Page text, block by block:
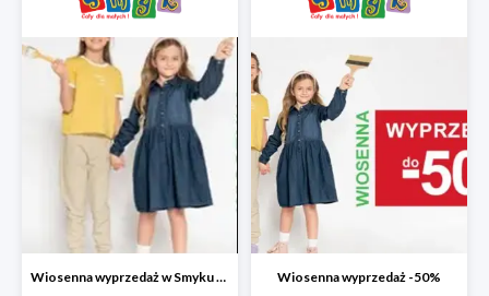
Wiosenna wyprzedaż w Smyku do -50% Wiosenna wyprzedaż -50%